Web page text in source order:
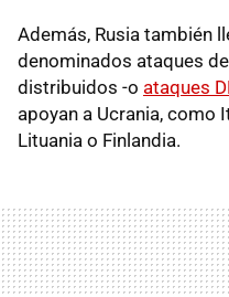
Además, Rusia también
denominados ataques
distribuidos -o ataques
apoyan a Ucrania, como
Lituania o Finlandia.